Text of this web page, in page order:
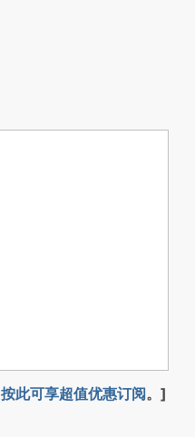
按此可享超值优惠订阅。]